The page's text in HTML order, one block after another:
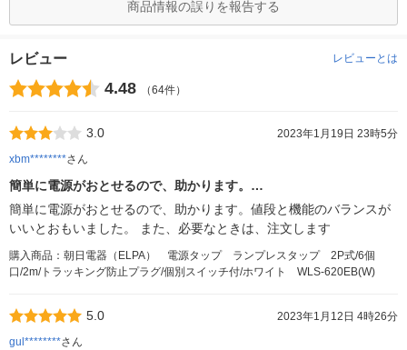
商品情報の誤りを報告する
レビュー レビューとは
4.48 （64件）
3.0
2023年1月19日 23時5分
xbm********さん
簡単に電源がおとせるので、助かります。…
簡単に電源がおとせるので、助かります。値段と機能のバランスが
いいとおもいました。 また、必要なときは、注文します
購入商品：朝日電器（ELPA） 電源タップ ランプレスタップ 2P式/6個
口/2m/トラッキング防止プラグ/個別スイッチ付/ホワイト WLS-620EB(W)
5.0
2023年1月12日 4時26分
gul********さん